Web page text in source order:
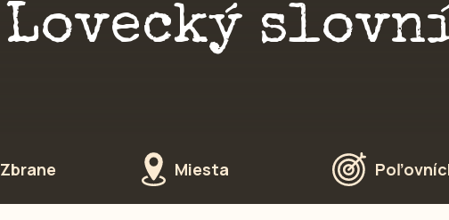
Lovecký
Zbrane Miesta